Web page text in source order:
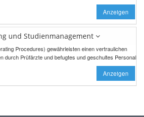
Anzeigen
und Studienmanagement
Procedures) gewährleisten einen vertraulichen
durch Prüfärzte und befugtes und geschultes Personal
Anzeigen